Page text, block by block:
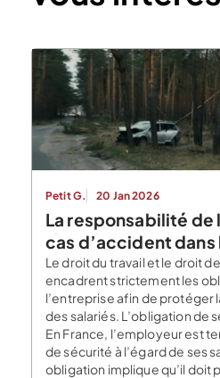
Petit G. 20 Jan 2026
La responsabilité de
cas d’accident dans
Le droit du travail et le droit
encadrent strictement les
l’entreprise afin de protéger
des salariés. L’obligation de
En France, l’employeur est
de sécurité à l’égard de ses
obligation implique qu’il doit